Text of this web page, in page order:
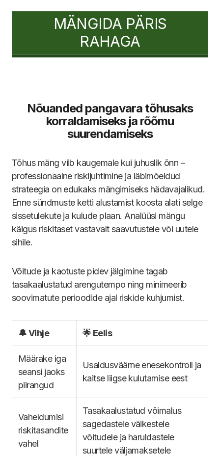
MÄNGIDA PÄRIS
RAHAGA
Nõuanded pangavara tõhusaks
korraldamiseks ja rõõmu
suurendamiseks
Tõhus mäng viib kaugemale kui juhuslik õnn –
professionaalne riskijuhtimine ja läbimõeldud
strateegia on edukaks mängimiseks hädavajalikud.
Enne sündmuste ketti alustamist koosta alati selge
sissetulekute ja kulude plaan. Analüüsi mängu
käigus riskitaset vastavalt saavutustele või uutele
sihile.
Võitude ja kaotuste pidev jälgimine tagab
tasakaalustatud arengutempo ning minimeerib
soovimatute perioodide ajal riskide kuhjumist.
🔔 Vihje 🌟 Eelis
Määrake iga
seansi jaoks
piirangud
Usaldusväärne enesekontroll ja
kaitse liigse kulutamise eest
Vaheldumisi
riskitasandite
vahel
Tasakaalustatud võimalus
sagedastele väikestele
võitudele ja haruldastele
suurtele väljamaksetele